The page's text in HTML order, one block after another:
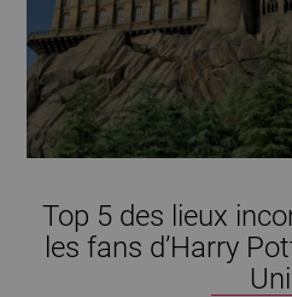
Top 5 des lieux
les fans d’Harry
Uni